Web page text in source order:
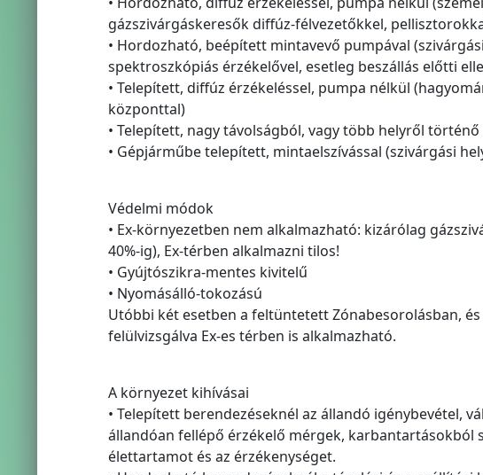
gázszivárgáskeresők diffúz-félvezetőkkel,
• Hordozható, beépített mintavevő pumpával
spektroszkópiás érzékelővel, esetleg beszállás előtti
• Telepített, diffúz érzékeléssel, pumpa nélkül
központtal)
• Telepített, nagy távolságból, vagy több helyről
• Gépjárműbe telepített, mintaelszívással (szivárgási
Védelmi módok
• Ex-környezetben nem alkalmazható: kizárólag
40%-ig), Ex-térben alkalmazni tilos!
• Gyújtószikra-mentes kivitelű
• Nyomásálló-tokozású
Utóbbi két esetben a feltüntetett Zónabesorolásban,
felülvizsgálva Ex-es térben is alkalmazható.
A környezet kihívásai
• Telepített berendezéseknél az állandó igénybevétel,
állandóan fellépő érzékelő mérgek, karbantartásokból
élettartamot és az érzékenységet.